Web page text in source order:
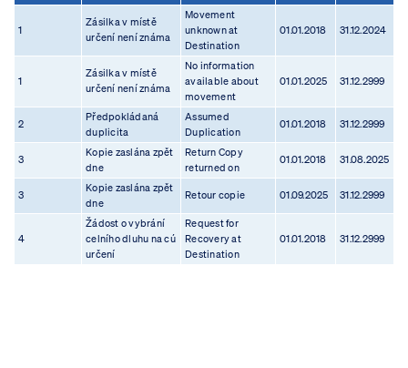
1
Zásilka v místě
určení není známa
Movement
unknown at
Destination
01.01.2018 31.12.2024
1
Zásilka v místě
určení není známa
No information
available about
movement
01.01.2025 31.12.2999
2
Předpokládaná
duplicita
Assumed
Duplication
01.01.2018 31.12.2999
3
Kopie zaslána zpět
dne
Return Copy
returned on
01.01.2018 31.08.2025
3
Kopie zaslána zpět
dne
Retour copie 01.09.2025 31.12.2999
4
Žádost o vybrání
celního dluhu na cú
určení
Request for
Recovery at
Destination
01.01.2018 31.12.2999